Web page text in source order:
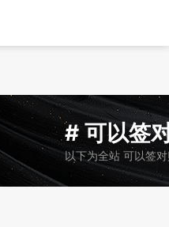
# 可以签
以下为全站 可以签